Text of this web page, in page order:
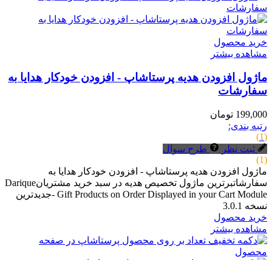
خرید محصول
مشاهده بیشتر
ماژول افزودن هدیه پرستاشاپ - افزودن خودکار هدایا به
سفارشات
199,000 تومان
رتبه بندی:
(1)
ثبت نظر
طرح سوال
(1)
ماژول افزودن هدیه پرستاشاپ - افزودن خودکار هدایا به
سفارشاتبرترین ماژول تخصیص هدیه در سبد خرید مشتریانDarique
- Gift Products on Order Displayed in your Cart Moduleجدیدترین
نسخه 3.0.1
خرید محصول
مشاهده بیشتر